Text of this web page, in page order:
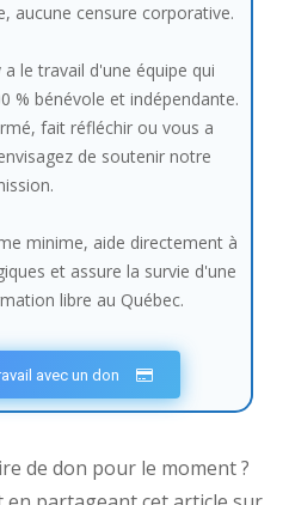
aucune censure corporative.
le travail d'une équipe qui
% bénévole et indépendante.
fait réfléchir ou vous a
de soutenir notre
minime, aide directement à
et assure la survie d'une
libre au Québec.
avec un don
de don pour le moment ?